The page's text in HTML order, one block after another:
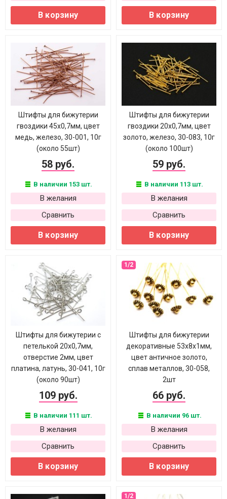
В корзину В корзину
Штифты для бижутерии
гвоздики 45х0,7мм, цвет
медь, железо, 30-001, 10г
(около 55шт)
58 руб.
В наличии 153 шт.
В желания
Сравнить
В корзину
Штифты для бижутерии
гвоздики 20х0,7мм, цвет
золото, железо, 30-083, 10г
(около 100шт)
59 руб.
В наличии 113 шт.
В желания
Сравнить
В корзину
Штифты для бижутерии с
петелькой 20х0,7мм,
отверстие 2мм, цвет
платина, латунь, 30-041, 10г
(около 90шт)
109 руб.
В наличии 111 шт.
В желания
Сравнить
В корзину
Штифты для бижутерии
декоративные 53х8х1мм,
цвет античное золото,
сплав металлов, 30-058,
2шт
66 руб.
В наличии 96 шт.
В желания
Сравнить
В корзину